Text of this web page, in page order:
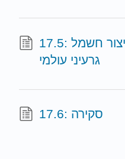
17.5: צלילת נתונים- ייצור חשמל
גרעיני עולמי
17.6: סקירה